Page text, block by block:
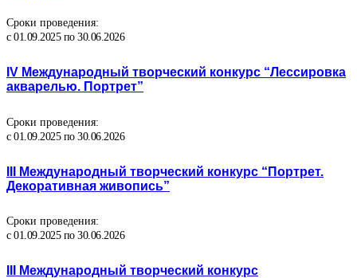
Сроки проведения:
с 01.09.2025 по 30.06.2026
IV Международный творческий конкурс “Лессировка
акварелью. Портрет”
Сроки проведения:
с 01.09.2025 по 30.06.2026
III Международный творческий конкурс “Портрет.
Декоративная живопись”
Сроки проведения:
с 01.09.2025 по 30.06.2026
III Международный творческий конкурс